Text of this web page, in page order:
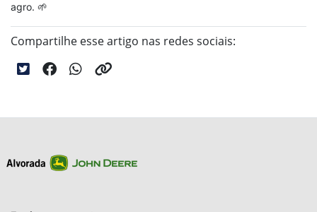
agro. 🌱
Compartilhe esse artigo nas redes sociais: